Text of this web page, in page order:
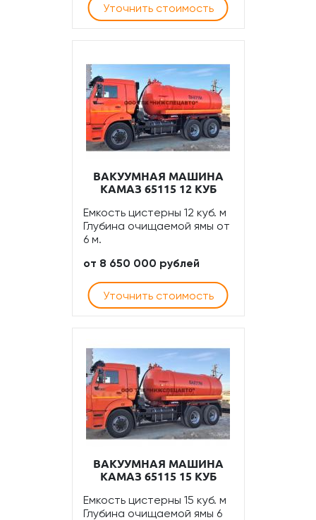
Уточнить стоимость
ВАКУУМНАЯ МАШИНА
КАМАЗ 65115 12 КУБ
Емкость цистерны 12 куб. м
Глубина очищаемой ямы от
6 м.
от 8 650 000 рублей
Уточнить стоимость
ВАКУУМНАЯ МАШИНА
КАМАЗ 65115 15 КУБ
Емкость цистерны 15 куб. м
Глубина очищаемой ямы 6